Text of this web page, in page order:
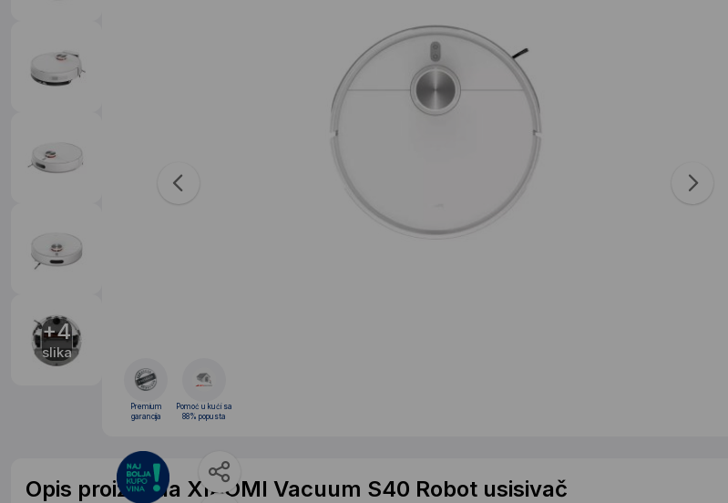
+4
slika
Premium
garancija
Pomoć u kući sa
88% popusta
Opis proizvoda XIAOMI Vacuum S40 Robot usisivač